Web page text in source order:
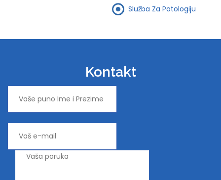
Služba Za Patologiju
Kontakt